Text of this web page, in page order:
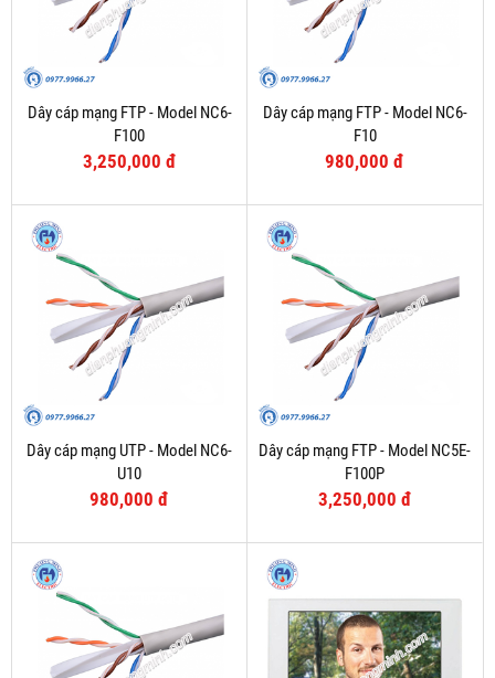
Dây cáp mạng FTP - Model NC6-
F100
3,250,000 đ
Dây cáp mạng FTP - Model NC6-
F10
980,000 đ
Dây cáp mạng UTP - Model NC6-
U10
980,000 đ
Dây cáp mạng FTP - Model NC5E-
F100P
3,250,000 đ